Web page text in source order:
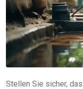
Stellen Sie sicher,